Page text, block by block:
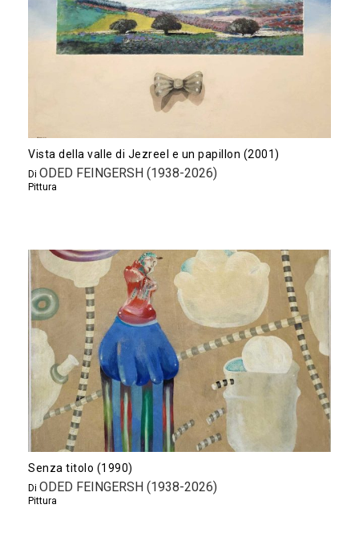
Vista della valle di Jezreel e un papillon (2001)
Di ODED FEINGERSH (1938-2026)
Pittura
Senza titolo (1990)
Di ODED FEINGERSH (1938-2026)
Pittura